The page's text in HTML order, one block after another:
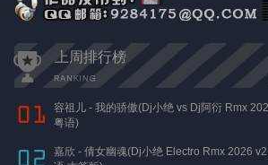
上周排行榜
容祖儿 - 我的骄傲(Dj小绝 vs Dj阿衍 Rmx
粤语)
嘉欣 - 倩女幽魂(Dj小绝 Electro Rmx 2026